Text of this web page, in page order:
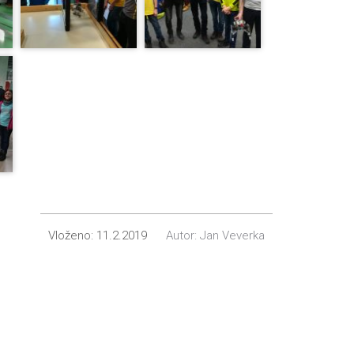
Vloženo: 11.2.2019 Autor: Jan Veverka